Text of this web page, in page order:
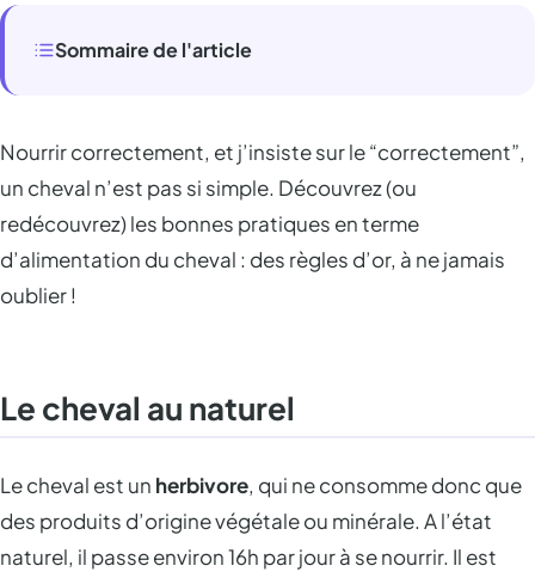
Sommaire de l'article
Nourrir correctement, et j’insiste sur le “correctement”,
un cheval n’est pas si simple. Découvrez (ou
redécouvrez) les bonnes pratiques en terme
d’alimentation du cheval : des règles d’or, à ne jamais
oublier !
Le cheval au naturel
Le cheval est un herbivore, qui ne consomme donc que
des produits d’origine végétale ou minérale. A l’état
naturel, il passe environ 16h par jour à se nourrir. Il est